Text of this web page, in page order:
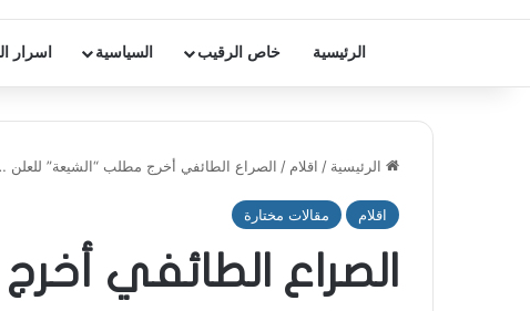
الرئيسية خاص الرقيب السياسية اسرار
الرئيسية / اقلام / الصراع الطائفي أخرج مطلب “الشيعة” للعلن
اقلام مقالات مختارة
الصراع الطائفي